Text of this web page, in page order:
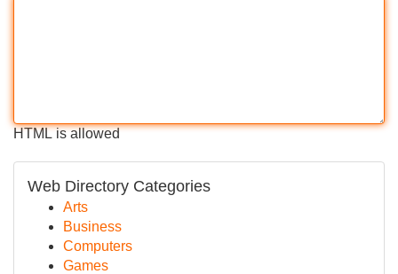
HTML is allowed
Web Directory Categories
Arts
Business
Computers
Games